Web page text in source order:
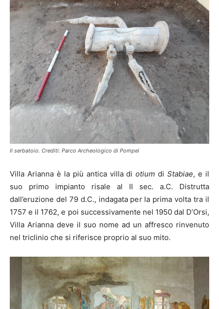
Il serbatoio. Crediti: Parco Archeologico di Pompei
Villa Arianna è la più antica villa diotium diStabiae, e il
suo primo impianto risale al II sec. a.C. Distrutta
dall’eruzione del 79 d.C., indagata per la prima volta tra il
1757 e il 1762, e poi successivamente nel 1950 dal D’Orsi,
Villa Arianna deve il suo nome ad un affresco rinvenuto
nel triclinio che si riferisce proprio al suo mito.